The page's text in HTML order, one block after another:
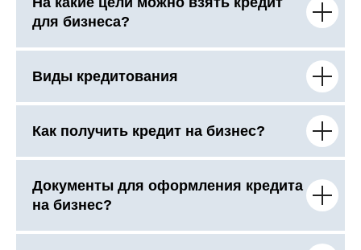
для бизнеса?
Виды кредитования
Как получить кредит на бизнес?
Документы для оформления кредита
на бизнес?